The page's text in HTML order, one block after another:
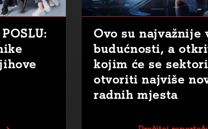
Ovo su najvažnije
budućnosti, a
kojim će se
otvoriti najviše
radnih mjesta